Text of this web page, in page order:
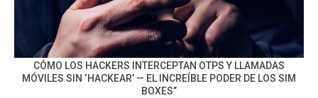
CÓMO LOS HACKERS INTERCEPTAN OTPS Y LLAMADAS
MÓVILES SIN ‘HACKEAR’ — EL INCREÍBLE PODER DE LOS SIM
BOXES”